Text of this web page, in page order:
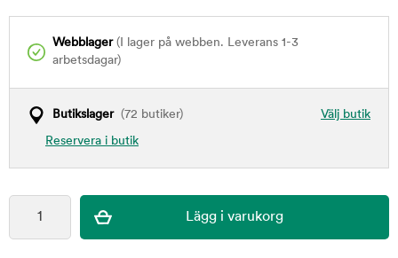
Webblager(I lager på webben. Leverans 1-3
arbetsdagar)
Välj butik
Butikslager(72 butiker)
Reservera i butik